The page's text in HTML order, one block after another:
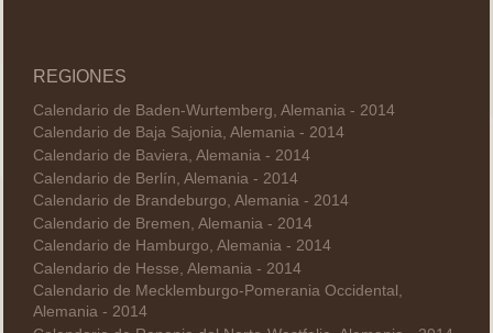
REGIONES
Calendario de Baden-Wurtemberg, Alemania - 2014
Calendario de Baja Sajonia, Alemania - 2014
Calendario de Baviera, Alemania - 2014
Calendario de Berlín, Alemania - 2014
Calendario de Brandeburgo, Alemania - 2014
Calendario de Bremen, Alemania - 2014
Calendario de Hamburgo, Alemania - 2014
Calendario de Hesse, Alemania - 2014
Calendario de Mecklemburgo-Pomerania Occidental,
Alemania - 2014